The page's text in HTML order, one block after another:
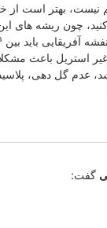
بهتر است از خاك
ریشه های این گیاه
باعث مشکلات
گل دهی، پلاسیده